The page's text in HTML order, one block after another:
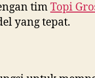
timTopi
yang tepat.